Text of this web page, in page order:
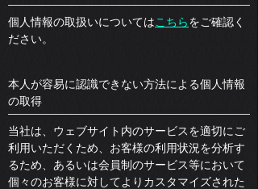
個人情報の取扱いについてはこちらをご確認く
ださい。
本人が容易に認識できない方法による個人情報
の取得
当社は、ウェブサイト内のサービスを適切にご
利用いただくため、お客様の利用状況を分析す
るため、あるいは会員制のサービス等において
個々のお客様に対してよりカスタマイズされた